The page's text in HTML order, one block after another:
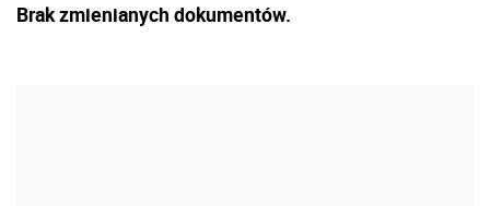
Brak zmienianych dokumentów.